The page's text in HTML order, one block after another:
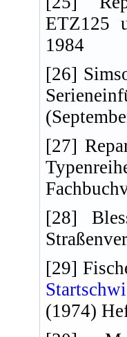
ETZ125
1984
[26]
[27]
[28]
[29]
(1974)